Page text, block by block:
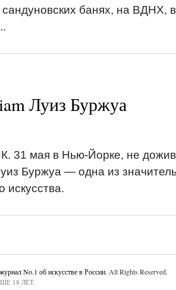
сандуновских банях, на ВДНХ,
Луиз Буржуа
31 мая в Нью-Йорке, не дожив
Буржуа — одна из
искусства.
No.1 об искусстве в России. All Rights Reserved.
18 ЛЕТ.